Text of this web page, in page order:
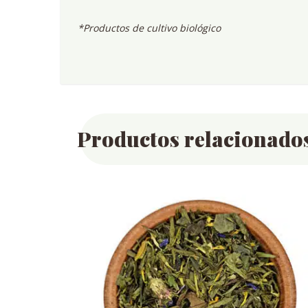
*Productos de cultivo biológico
Productos